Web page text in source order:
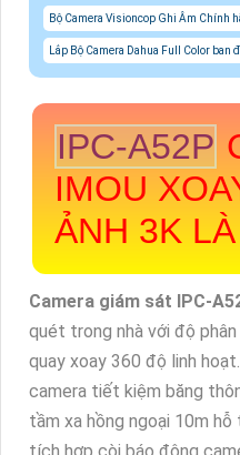
Bộ Camera Visioncop Ghi Âm Chính
Lắp Bộ Camera Dahua Full Color ban
IPC-A52P
IMOU
ẢNH 3K
Camera giám sát IPC-
quét trong nhà với độ
quay xoay 360 độ linh
camera tiết kiệm băng
tầm xa hồng ngoại 10m